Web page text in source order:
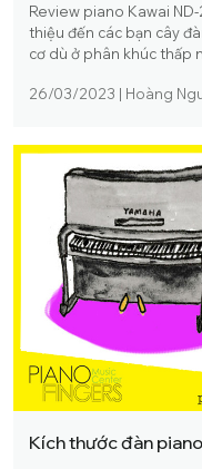
Review piano Kawai
thiệu đến các bạn cây
cơ dù ở phân khúc thấp
26/03/2023 | Hoàng
Kích thước đàn